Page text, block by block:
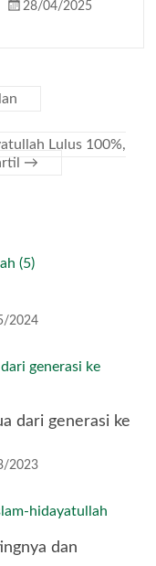
28/04/2025
Lulus 100%,
→
2024
dari generasi ke
2023
dan